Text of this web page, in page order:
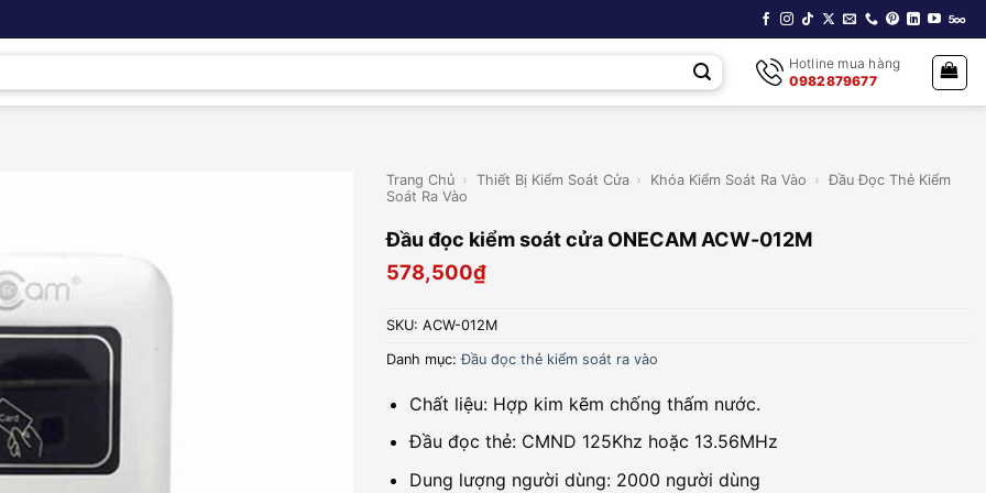
Hotline mua hàng
0982879677
Trang Chủ › Thiết Bị Kiểm Soát Cửa › Khóa Kiểm Soát Ra Vào › Đầu Đọc Thẻ Kiểm
Soát Ra Vào
Đầu đọc kiểm soát cửa ONECAM ACW-012M
578,500₫
SKU: ACW-012M
Danh mục:Đầu đọc thẻ kiểm soát ra vào
Chất liệu: Hợp kim kẽm chống thấm nước.
Đầu đọc thẻ: CMND 125Khz hoặc 13.56MHz
Dung lượng người dùng: 2000 người dùng